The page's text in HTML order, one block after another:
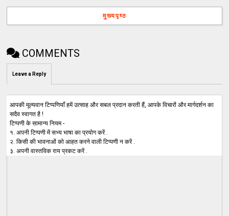
मुख्यपृष्ठ
COMMENTS
Leave a Reply
आपकी मूल्यवान टिप्पणियाँ हमें उत्साह और सबल प्रदान करती हैं, आपके विचारों और मार्गदर्शन का
सदैव स्वागत है !
टिप्पणी के सामान्य नियम -
१. अपनी टिप्पणी में सभ्य भाषा का प्रयोग करें .
२. किसी की भावनाओं को आहत करने वाली टिप्पणी न करें .
३. अपनी वास्तविक राय प्रकट करें .